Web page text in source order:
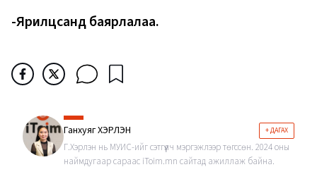
-Ярилцсанд баярлалаа.
Ганхуяг ХЭРЛЭН + ДАГАХ
Г.Хэрлэн нь МУИС-ийг сэтгүүлч мэргэжлээр төгссөн. 2024 оны
наймдугаар сараас iToim.mn сайтад ажиллаж байна.